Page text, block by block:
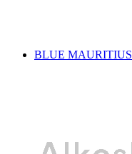
BLUE MAURITIUS